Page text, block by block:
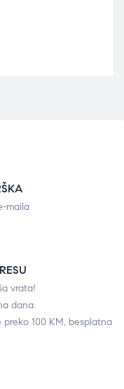
maila
vrata!
dana.
100 KM, besplatna